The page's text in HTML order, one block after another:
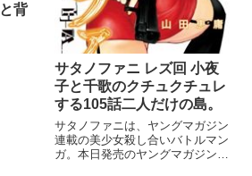
背
サタノファニ レズ回 小夜
子と千歌のクチュクチュレ
する105話二人だけの島。
サタノファニは、ヤングマガジン
連載の美少女殺し合いバトルマン
ガ。本日発売のヤングマガジン